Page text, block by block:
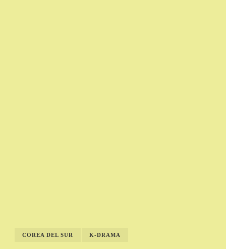
COREA DEL SUR K-DRAMA